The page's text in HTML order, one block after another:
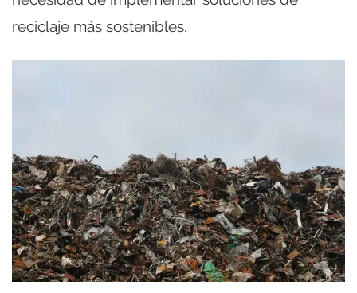
reciclaje más sostenibles.